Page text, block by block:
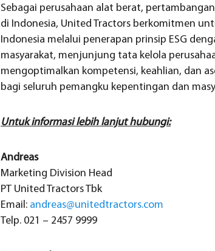
Sebagai perusahaan alat berat,
di Indonesia, United Tractors berkomitmen
Indonesia melalui penerapan prinsip ESG
masyarakat, menjunjung tata kelola
mengoptimalkan kompetensi, keahlian, dan
bagi seluruh pemangku kepentingan dan
Untuk informasi lebih lanjut hubungi:
Andreas
Marketing Division Head
PT United Tractors Tbk
Email: andreas@unitedtractors.com
Telp. 021 – 2457 9999